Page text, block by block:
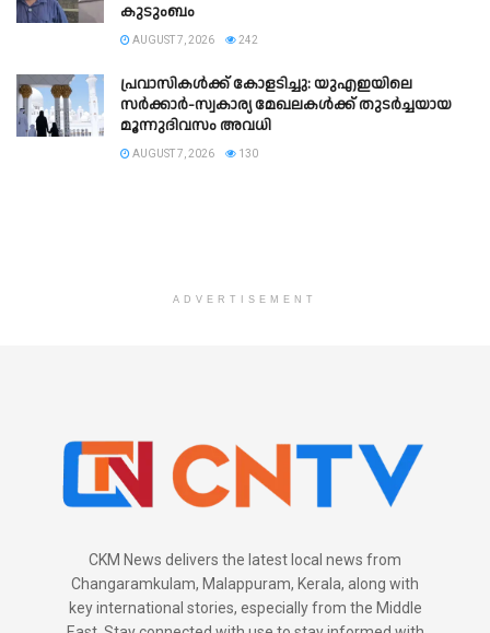
കുടുംബം
AUGUST 7, 2026 242
പ്രവാസികൾക്ക് കോളടിച്ചു: യുഎഇയിലെ
സർക്കാർ-സ്വകാര്യ മേഖലകൾക്ക് തുടർച്ചയായ
മൂന്നുദിവസം അവധി
AUGUST 7, 2026 130
ADVERTISEMENT
CKM News delivers the latest local news from
Changaramkulam, Malappuram, Kerala, along with
key international stories, especially from the Middle